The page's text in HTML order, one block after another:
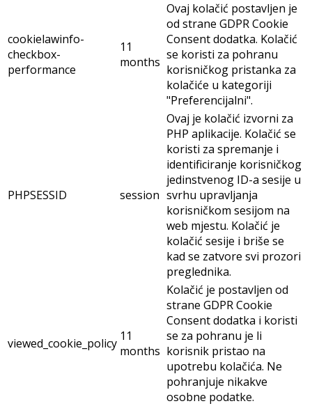
cookielawinfo-
checkbox-
performance
11
months
Ovaj kolačić postavljen je
od strane GDPR Cookie
Consent dodatka. Kolačić
se koristi za pohranu
korisničkog pristanka za
kolačiće u kategoriji
"Preferencijalni".
PHPSESSID session
Ovaj je kolačić izvorni za
PHP aplikacije. Kolačić se
koristi za spremanje i
identificiranje korisničkog
jedinstvenog ID-a sesije u
svrhu upravljanja
korisničkom sesijom na
web mjestu. Kolačić je
kolačić sesije i briše se
kad se zatvore svi prozori
preglednika.
viewed_cookie_policy 11
months
Kolačić je postavljen od
strane GDPR Cookie
Consent dodatka i koristi
se za pohranu je li
korisnik pristao na
upotrebu kolačića. Ne
pohranjuje nikakve
osobne podatke.